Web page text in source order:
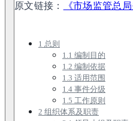
原文链接： 《市场监管总
1 总则
1.1 编制目的
1.2 编制依据
1.3 适用范围
1.4 事件分级
1.5 工作原则
2 组织体系及职责